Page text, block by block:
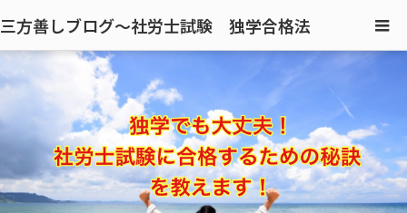
三方善しブログ〜社労士試験 独学合格法